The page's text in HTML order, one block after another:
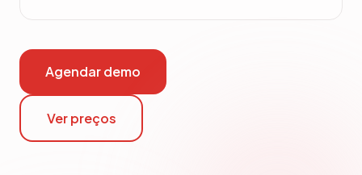
Agendar demo
Ver preços